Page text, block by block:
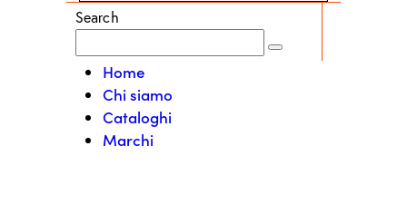
Search
Home
Chi siamo
Cataloghi
Marchi